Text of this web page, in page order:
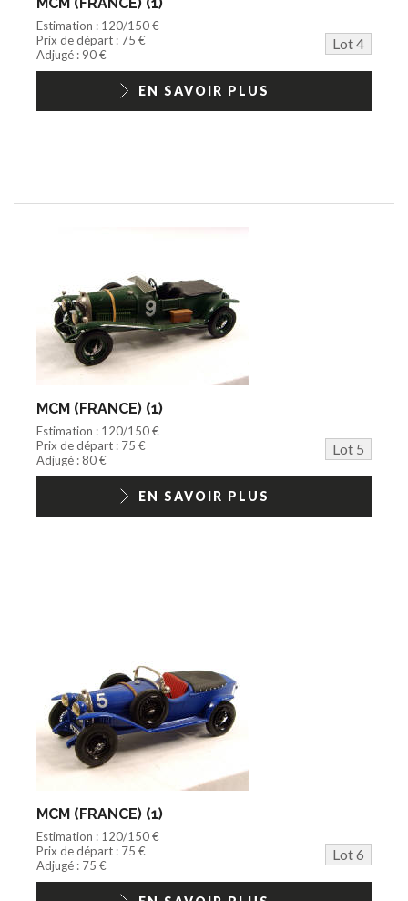
Estimation : 120/150 €
Prix de départ : 75 €
Lot 4
Adjugé : 90 €
EN SAVOIR PLUS
MCM (FRANCE) (1)
Estimation : 120/150 €
Prix de départ : 75 €
Lot 5
Adjugé : 80 €
EN SAVOIR PLUS
MCM (FRANCE) (1)
Estimation : 120/150 €
Prix de départ : 75 €
Lot 6
Adjugé : 75 €